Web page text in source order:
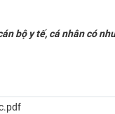
bộ y tế, cá nhân có